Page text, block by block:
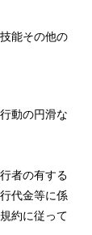
能その他の
動の円滑な
者の有する
代金等に係
約に従って